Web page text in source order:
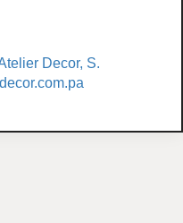
Decor, S.